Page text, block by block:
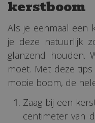
kerstboom
Als je eenmaal een
je deze natuurlijk
glanzend houden.
moet. Met deze
mooie boom, de
Zaag bij een
centimeter van